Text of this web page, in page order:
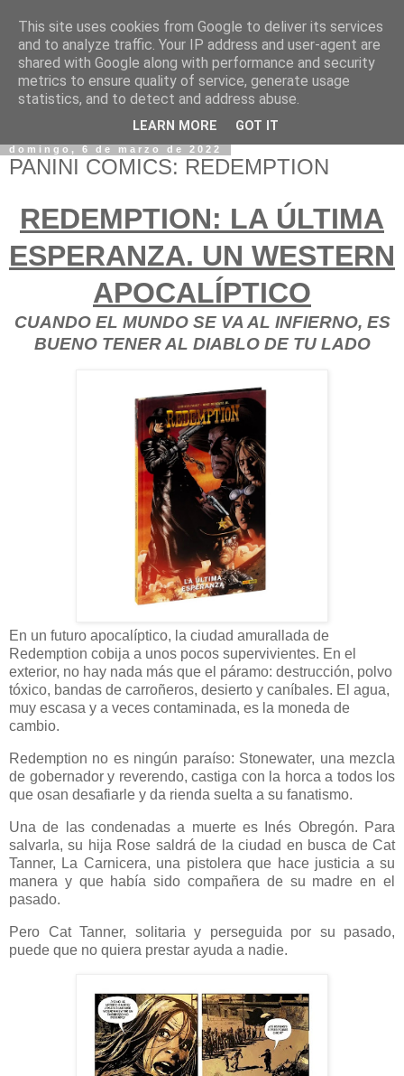
domingo, 6 de marzo de 2022
PANINI COMICS: REDEMPTION
REDEMPTION: LA ÚLTIMA
ESPERANZA. UN WESTERN
APOCALÍPTICO
CUANDO EL MUNDO SE VA AL INFIERNO, ES
BUENO TENER AL DIABLO DE TU LADO
En un futuro apocalíptico, la ciudad amurallada de
Redemption cobija a unos pocos supervivientes. En el
exterior, no hay nada más que el páramo: destrucción, polvo
tóxico, bandas de carroñeros, desierto y caníbales. El agua,
muy escasa y a veces contaminada, es la moneda de
cambio.
Redemption no es ningún paraíso: Stonewater, una mezcla
de gobernador y reverendo, castiga con la horca a todos los
que osan desafiarle y da rienda suelta a su fanatismo.
Una de las condenadas a muerte es Inés Obregón. Para
salvarla, su hija Rose saldrá de la ciudad en busca de Cat
Tanner, La Carnicera, una pistolera que hace justicia a su
manera y que había sido compañera de su madre en el
pasado.
Pero Cat Tanner, solitaria y perseguida por su pasado,
puede que no quiera prestar ayuda a nadie.
This site uses cookies from Google to deliver its services
and to analyze traffic. Your IP address and user-agent are
shared with Google along with performance and security
metrics to ensure quality of service, generate usage
statistics, and to detect and address abuse.
LEARN MORE GOT IT